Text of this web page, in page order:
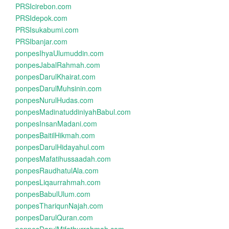
PRSIcirebon.com
PRSIdepok.com
PRSIsukabumi.com
PRSIbanjar.com
ponpesIhyaUlumuddin.com
ponpesJabalRahmah.com
ponpesDarulKhairat.com
ponpesDarulMuhsinin.com
ponpesNurulHudas.com
ponpesMadinatuddiniyahBabul.com
ponpesInsanMadani.com
ponpesBaitilHikmah.com
ponpesDarulHidayahul.com
ponpesMafatihussaadah.com
ponpesRaudhatulAla.com
ponpesLiqaurrahmah.com
ponpesBabulUlum.com
ponpesThariqunNajah.com
ponpesDarulQuran.com